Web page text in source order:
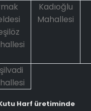
Kadıoğlu
Mahallesi
Harf üretiminde